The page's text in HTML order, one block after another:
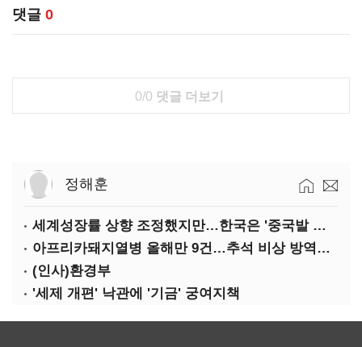
댓글 0
0/0 댓글 더보기
정해훈
세계성장률 상향 조정했지만…한국은 '중국발 살얼음판'
아프리카돼지열병 올해만 9건…추석 비상 방역에 '총력'
(인사)환경부
'세제 개편' 낙관에 '기금' 궁여지책